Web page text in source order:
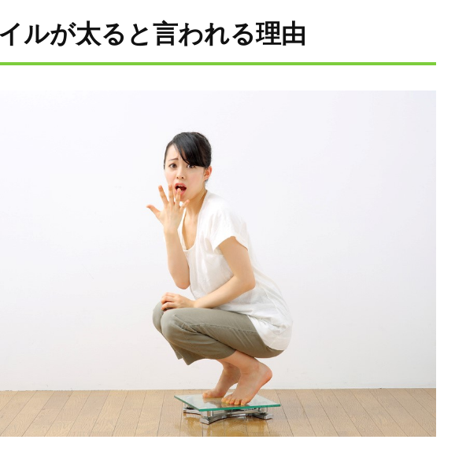
ルが太ると言われる理由